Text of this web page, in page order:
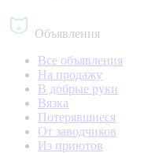
Объявления
Все объявления
На продажу
В добрые руки
Вязка
Потерявшиеся
От заводчиков
Из приютов